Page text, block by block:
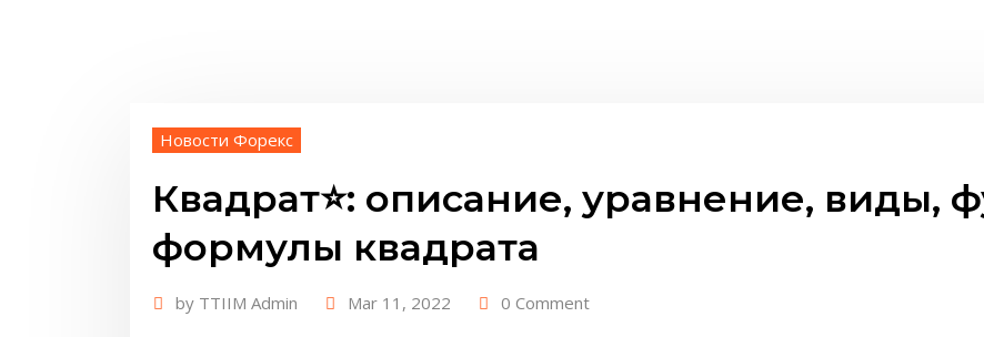
Новости Форекс
Квадрат⭐: описание, уравнение, виды,
формулы квадрата
by TTIIM Admin Mar 11, 2022 0 Comment